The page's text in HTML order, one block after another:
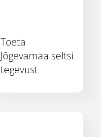
Toeta
Jõgevamaa seltsi
tegevust